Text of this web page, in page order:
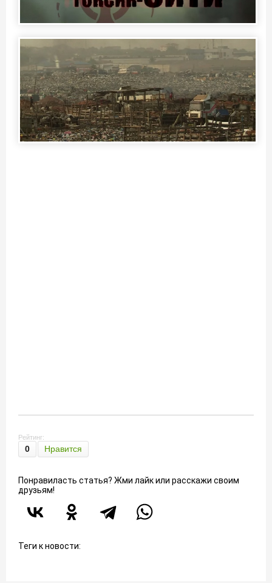
Рейтинг:
0 Нравится
Понравиласть статья? Жми лайк или расскажи своим
друзьям!
Теги к новости: